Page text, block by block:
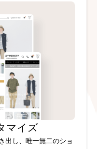
マイズ
出し、唯一無二のショ